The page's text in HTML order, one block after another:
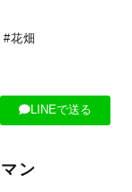
#花畑
LINEで送る
ン